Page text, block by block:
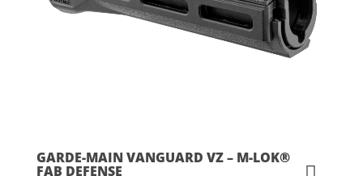
GARDE-MAIN VANGUARD VZ – M-LOK®
FAB DEFENSE